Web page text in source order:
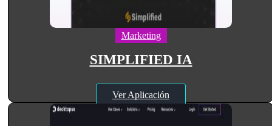
Marketing
SIMPLIFIED IA
Ver Aplicación